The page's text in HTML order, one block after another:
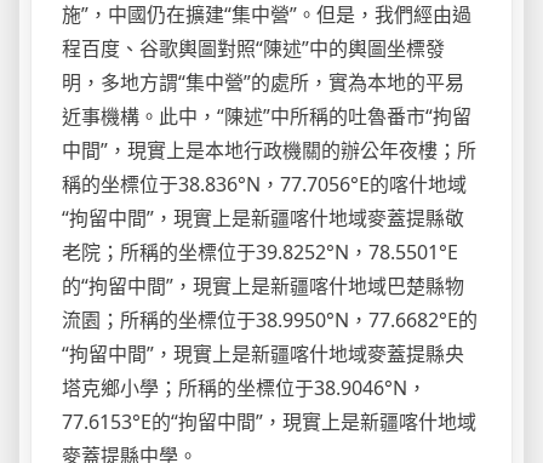
施”，中國仍在擴建“集中營”。但是，我們經由過
程百度、谷歌輿圖對照“陳述”中的輿圖坐標發
明，多地方謂“集中營”的處所，實為本地的平易
近事機構。此中，“陳述”中所稱的吐魯番市“拘留
中間”，現實上是本地行政機關的辦公年夜樓；所
稱的坐標位于38.836°N，77.7056°E的喀什地域
“拘留中間”，現實上是新疆喀什地域麥蓋提縣敬
老院；所稱的坐標位于39.8252°N，78.5501°E
的“拘留中間”，現實上是新疆喀什地域巴楚縣物
流園；所稱的坐標位于38.9950°N，77.6682°E的
“拘留中間”，現實上是新疆喀什地域麥蓋提縣央
塔克鄉小學；所稱的坐標位于38.9046°N，
77.6153°E的“拘留中間”，現實上是新疆喀什地域
麥蓋提縣中學。